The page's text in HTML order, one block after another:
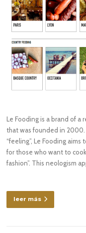
Le Fooding is a brand of a
that was founded in 2000.
“feeling”, Le Fooding
for those who want to
fashion”. This neologism
leer más